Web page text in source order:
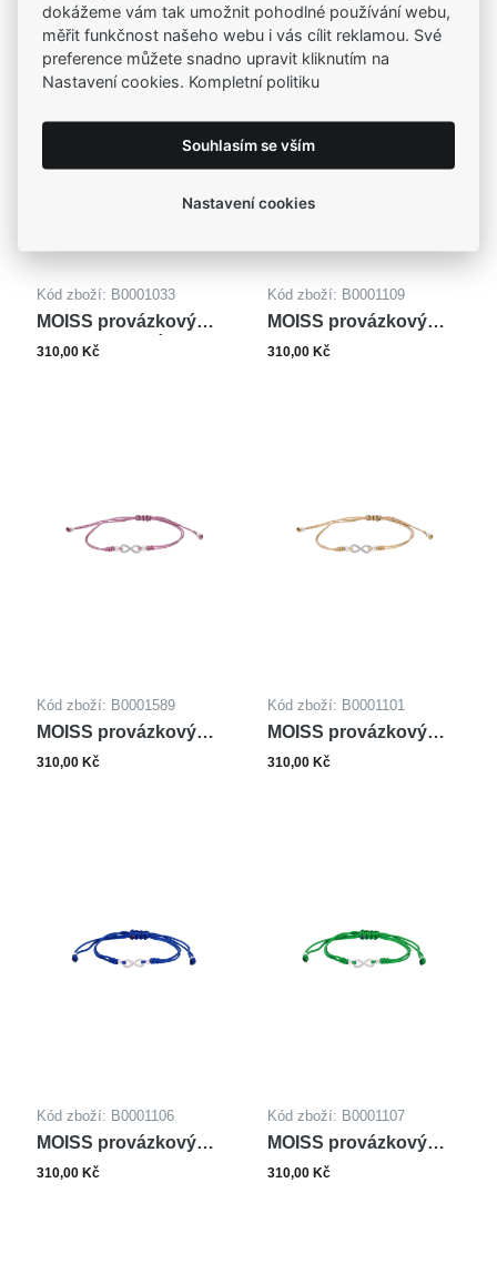
Kód zboží: B0001033
MOISS provázkový
náramek MOTÝL
310,00 Kč
Kód zboží: B0001109
MOISS provázkový
náramek
310,00 Kč
Kód zboží: B0001589
MOISS provázkový
náramek
310,00 Kč
Kód zboží: B0001101
MOISS provázkový
náramek
310,00 Kč
Kód zboží: B0001106
MOISS provázkový
náramek
310,00 Kč
Kód zboží: B0001107
MOISS provázkový
náramek
310,00 Kč
dokážeme vám tak umožnit pohodlné používání webu,
měřit funkčnost našeho webu i vás cílit reklamou. Své
preference můžete snadno upravit kliknutím na
Nastavení cookies. Kompletní politiku
Souhlasím se vším
Nastavení cookies